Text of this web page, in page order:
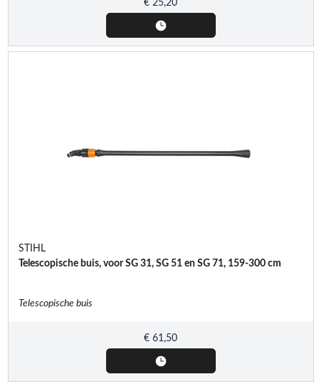
€ 25,20
STIHL
Telescopische buis, voor SG 31, SG 51 en SG 71, 159-300 cm
Telescopische buis
€ 61,50